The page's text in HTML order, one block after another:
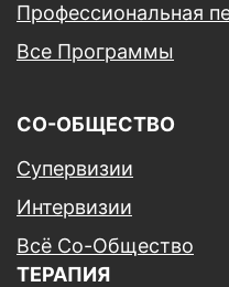
Профессиональная
Все Программы
СО-ОБЩЕСТВО
Супервизии
Интервизии
Всё Со-Общество
ТЕРАПИЯ